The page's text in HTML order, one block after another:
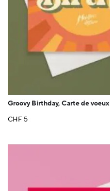
Groovy Birthday, Carte de voeux
CHF 5